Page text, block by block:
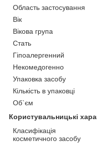
Область застосування
Вік
Вікова група
Стать
Гіпоалергенний
Некомедогенно
Упаковка засобу
Кількість в упаковці
Об`єм
Користувальницькі
Класифікація
косметичного засобу